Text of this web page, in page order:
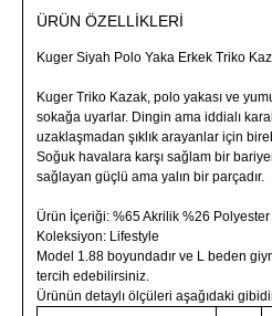
ÜRÜN ÖZELLIKLERI
Kuger Siyah Polo Yaka Erkek Triko
Kuger Triko Kazak, polo yakası ve
sokağa uyarlar. Dingin ama iddialı
uzaklaşmadan şıklık arayanlar için
Soğuk havalara karşı sağlam bir
sağlayan güçlü ama yalın bir parçadır.
Ürün İçeriği: %65 Akrilik %26
Koleksiyon: Lifestyle
Model 1.88 boyundadır ve L beden
tercih edebilirsiniz.
Ürünün detaylı ölçüleri aşağıdaki